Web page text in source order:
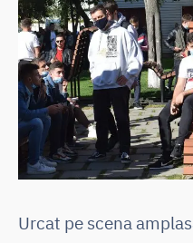
Urcat pe scena